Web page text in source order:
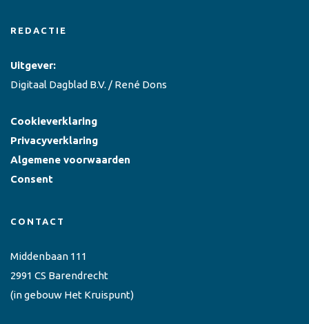
REDACTIE
Uitgever:
Digitaal Dagblad B.V. / René Dons
Cookieverklaring
Privacyverklaring
Algemene voorwaarden
Consent
CONTACT
Middenbaan 111
2991 CS Barendrecht
(in gebouw Het Kruispunt)